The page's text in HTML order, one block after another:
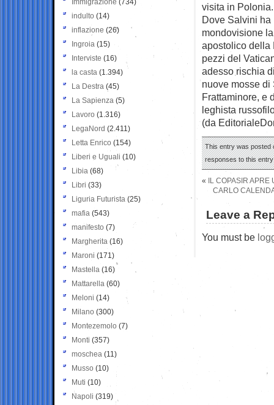
visita in Polonia.
Dove Salvini ha
mondovisione
apostolico della
pezzi del
adesso rischia
nuove mosse
Frattaminore, e
leghista
(da
This entry was posted
responses to this
«
IL COPASIR APRE
CARLO
Leave a
You must be
Immigrazione (734)
indulto (14)
inflazione (26)
Ingroia (15)
Interviste (16)
la casta (1.394)
La Destra (45)
La Sapienza (5)
Lavoro (1.316)
LegaNord (2.411)
Letta Enrico (154)
Liberi e Uguali (10)
Libia (68)
Libri (33)
Liguria Futurista (25)
mafia (543)
manifesto (7)
Margherita (16)
Maroni (171)
Mastella (16)
Mattarella (60)
Meloni (14)
Milano (300)
Montezemolo (7)
Monti (357)
moschea (11)
Musso (10)
Muti (10)
Napoli (319)